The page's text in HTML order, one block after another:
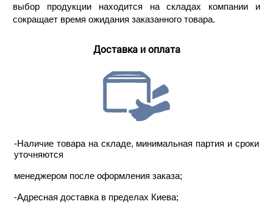
выбор продукции находится на складах компании и
сокращает время ожидания заказанного товара.
Доставка и оплата
-Наличие товара на складе, минимальная партия и сроки
уточняются
менеджером после оформления заказа;
-Адресная доставка в пределах Киева;